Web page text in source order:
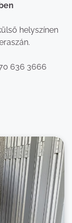
helyszínen
636 3666